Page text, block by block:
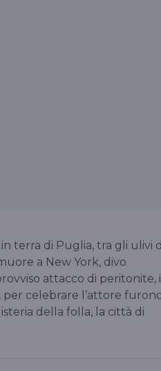
terra di Puglia, tra gli ulivi
a New York, divo
attacco di peritonite, il
per celebrare l’attore
della folla, la città di